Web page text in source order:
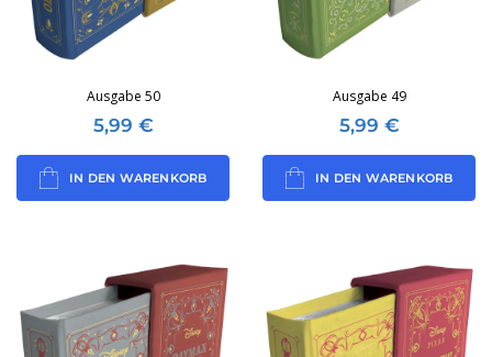
Ausgabe 50
5,99 €
IN DEN WARENKORB
Ausgabe 49
5,99 €
IN DEN WARENKORB